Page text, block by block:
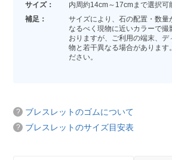
サイズ：
内周約14cm～17cmまで選択可
補足：
サイズにより、石の配置・数量
なるべく現物に近いカラーで撮
おりますが、ご利用の端末、
物と若干異なる場合があります
ださい。
ブレスレットのゴムについて
ブレスレットのサイズ目安表